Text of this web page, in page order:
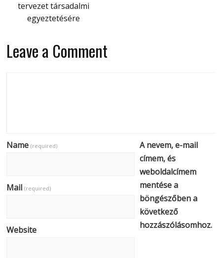
tervezet társadalmi
egyeztetésére
Leave a Comment
Name(required)
Mail(required)
Website
A nevem, e-mail
címem, és
weboldalcímem
mentése a
böngészőben a
következő
hozzászólásomhoz.